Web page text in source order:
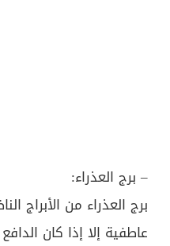
– برج العذراء:
برج العذراء من الأبراج
عاطفية إلا إذا كان